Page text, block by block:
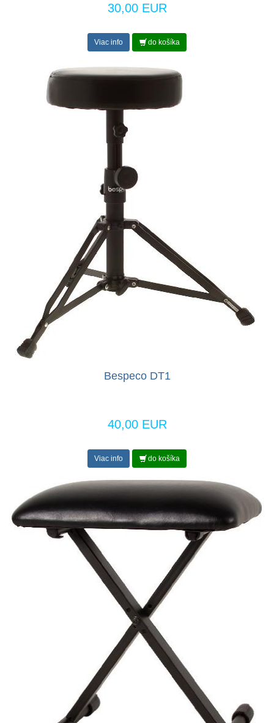
30,00 EUR
Viac info do košíka
Bespeco DT1
40,00 EUR
Viac info do košíka